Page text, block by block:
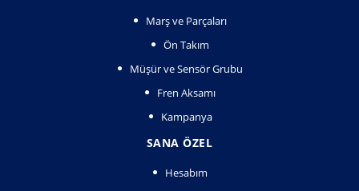
Marş ve Parçaları
Ön Takım
Müşür ve Sensör Grubu
Fren Aksamı
Kampanya
SANA ÖZEL
Hesabım